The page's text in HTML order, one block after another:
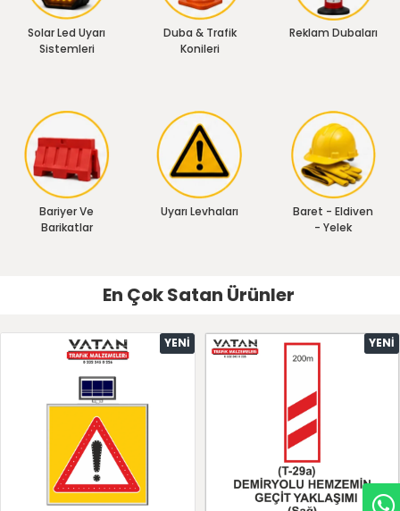
Solar Led Uyarı
Sistemleri
Duba & Trafik
Konileri
Reklam Dubaları
Bariyer Ve
Barikatlar
Uyarı Levhaları
Baret - Eldiven
- Yelek
En Çok Satan Ürünler
YENI YENI